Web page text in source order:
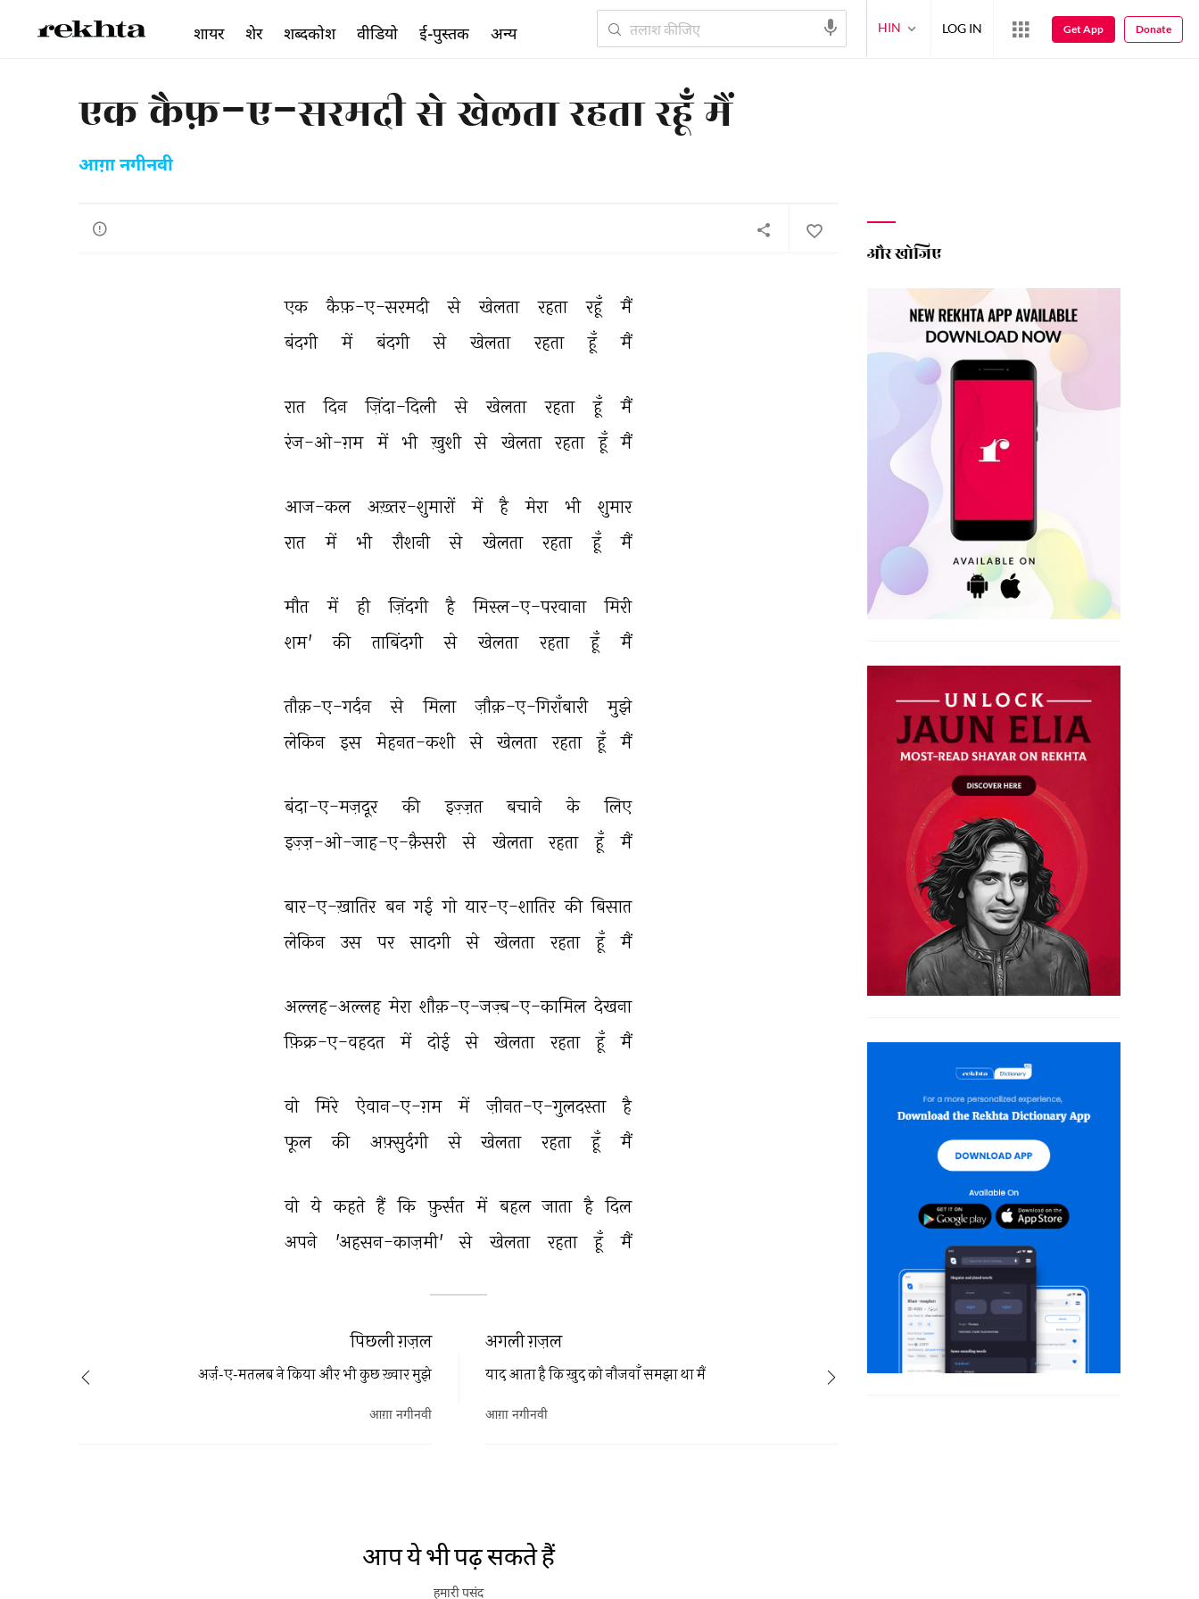
एक कैफ़-ए-सरमदी से खेलता रहता रहूँ मैं
आग़ा नगीनवी
एक कैफ़-ए-सरमदी से खेलता रहता रहूँ
मैं
बंदगी
में बंदगी से खेलता रहता हूँ मैं
रात दिन ज़िंदा-दिली से खेलता रहता हूँ
मैं
रंज-ओ-ग़म में भी ख़ुशी से खेलता रहता हूँ मैं
आज-कल अख़्तर-शुमारों में है मेरा भी
शुमार
रात
में भी रौशनी से खेलता रहता हूँ मैं
मौत में ही ज़िंदगी है मिस्ल-ए-परवाना
मिरी
शम'
की ताबिंदगी से खेलता रहता हूँ मैं
तौक़-ए-गर्दन से मिला ज़ौक़-ए-गिराँबारी
मुझे
लेकिन
इस मेहनत-कशी से खेलता रहता हूँ मैं
बंदा-ए-मज़दूर की इज़्ज़त बचाने के
लिए
इज़्ज़-ओ-जाह-ए-क़ैसरी
से खेलता रहता हूँ मैं
बार-ए-ख़ातिर बन गई गो यार-ए-शातिर की बिसात
लेकिन
उस पर सादगी से खेलता रहता हूँ मैं
अल्लह-अल्लह मेरा शौक़-ए-जज़्ब-ए-कामिल देखना
फ़िक्र-ए-वहदत
में दोई से खेलता रहता हूँ मैं
वो मिरे ऐवान-ए-ग़म में ज़ीनत-ए-गुलदस्ता
है
फूल
की अफ़्सुर्दगी से खेलता रहता हूँ मैं
वो ये कहते हैं कि फ़ुर्सत में बहल जाता है दिल
अपने
'अहसन-काज़मी' से खेलता रहता हूँ मैं
अगली ग़ज़ल
याद आता है कि ख़ुद को नौजवाँ समझा था मैं
आग़ा नगीनवी
पिछली ग़ज़ल
अर्ज़-ए-मतलब ने किया और भी कुछ ख़्वार मुझे
आग़ा नगीनवी
आप ये भी पढ़ सकते हैं
हमारी पसंद
और खोजिए
शायर शेर शब्दकोश वीडियो ई-पुस्तक अन्य HIN LOG IN Get App Donate